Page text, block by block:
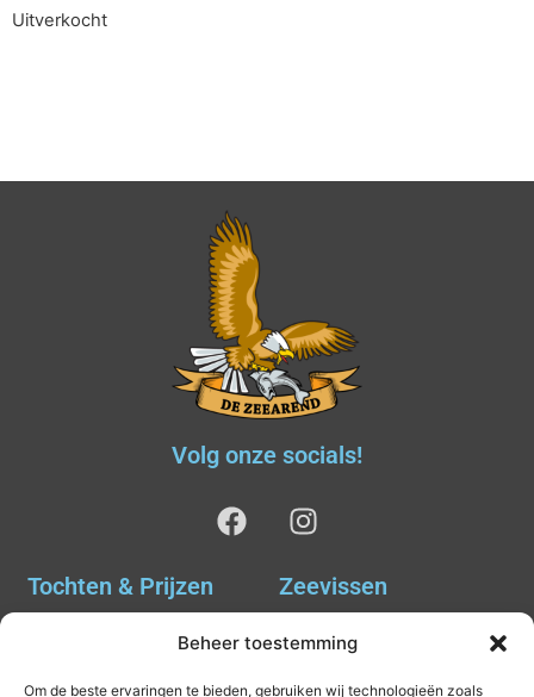
Beheer toestemming
Om de beste ervaringen te bieden, gebruiken wij technologieën zoals
Uitverkocht
Volg onze socials!
Tochten & Prijzen Zeevissen
Tochten & Prijzen